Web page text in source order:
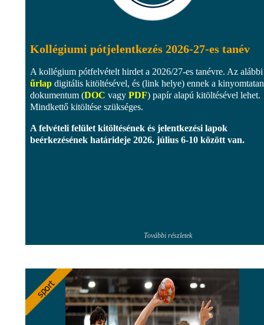
Kollégiumi pótjelentkezés 2026-27-es tanév
A kollégium pótfelvételt hirdet a 2026/27-es tanévre. Az alábbi
űrlap digitális kitöltésével, és (link helye) ennek a
dokumentum (DOC vagy PDF) papír alapú kitöltésével lehet.
Mindkettő kitöltése szükséges.
A felvételi felület kitöltésének és jelentkezési lapok
beérkezésének határideje 2026. július 6-10 között van.
További részletek